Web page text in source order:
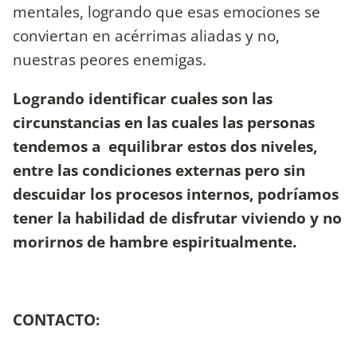
mentales, logrando que esas emociones se
conviertan en acérrimas aliadas y no,
nuestras peores enemigas.
Logrando identificar cuales son las
circunstancias en las cuales las personas
tendemos a equilibrar estos dos niveles,
entre las condiciones externas pero sin
descuidar los procesos internos, podríamos
tener la habilidad de disfrutar viviendo y no
morirnos de hambre espiritualmente.
CONTACTO: